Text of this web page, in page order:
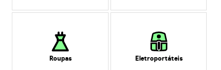
Roupas Eletroportáteis